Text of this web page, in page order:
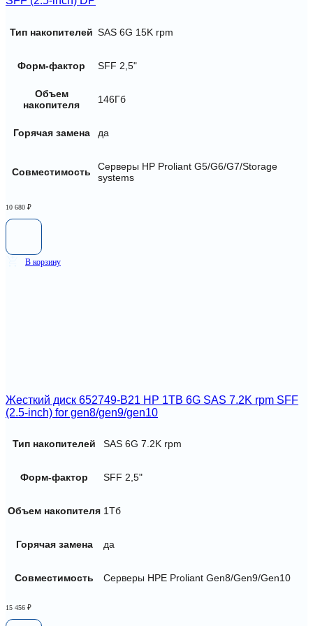
Тип накопителей SAS 6G 15K rpm
Форм-фактор SFF 2,5"
Объем
накопителя
146Гб
Горячая замена да
Совместимость
Серверы HP Proliant G5/G6/G7/Storage
systems
10 680 ₽
В корзину
Жесткий диск 652749-B21 HP 1TB 6G SAS 7.2K rpm SFF
(2.5-inch) for gen8/gen9/gen10
Тип накопителей SAS 6G 7.2K rpm
Форм-фактор SFF 2,5"
Объем накопителя 1Тб
Горячая замена да
Совместимость Серверы HPE Proliant Gen8/Gen9/Gen10
15 456 ₽